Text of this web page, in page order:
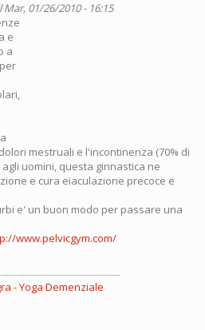
Mar, 01/26/2010 - 16:15
e
a
mestruali e l'incontinenza (70% di
uomini, questa ginnastica ne
e cura eiaculazione precoce e
e' un buon modo per passare una
www.pelvicgym.com/
- Yoga Demenziale